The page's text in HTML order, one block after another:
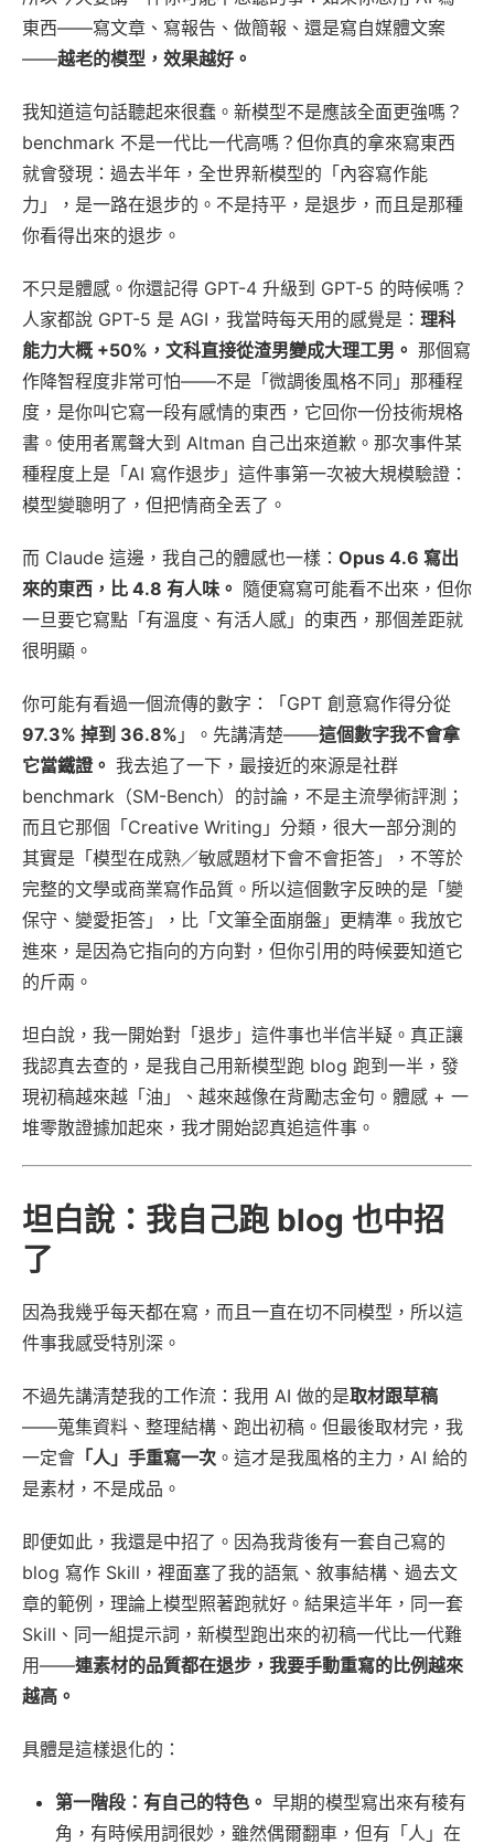
東西——寫文章、寫報告、做簡報、還是寫自媒體文案
——越老的模型，效果越好。
我知道這句話聽起來很蠢。新模型不是應該全面更強嗎？
benchmark 不是一代比一代高嗎？但你真的拿來寫東西
就會發現：過去半年，全世界新模型的「內容寫作能
力」，是一路在退步的。不是持平，是退步，而且是那種
你看得出來的退步。
不只是體感。你還記得 GPT-4 升級到 GPT-5 的時候嗎？
人家都說 GPT-5 是 AGI，我當時每天用的感覺是： 理科
能力大概 +50%，文科直接從渣男變成大理工男。 那個寫
作降智程度非常可怕——不是「微調後風格不同」那種程
度，是你叫它寫一段有感情的東西，它回你一份技術規格
書。使用者罵聲大到 Altman 自己出來道歉。那次事件某
種程度上是「AI 寫作退步」這件事第一次被大規模驗證：
模型變聰明了，但把情商全丟了。
而 Claude 這邊，我自己的體感也一樣： Opus 4.6 寫出
來的東西，比 4.8 有人味。 隨便寫寫可能看不出來，但你
一旦要它寫點「有溫度、有活人感」的東西，那個差距就
很明顯。
你可能有看過一個流傳的數字：「GPT 創意寫作得分從
97.3% 掉到 36.8% 」。先講清楚——這個數字我不會拿
它當鐵證。 我去追了一下，最接近的來源是社群
benchmark（SM-Bench）的討論，不是主流學術評測；
而且它那個「Creative Writing」分類，很大一部分測的
其實是「模型在成熟／敏感題材下會不會拒答」，不等於
完整的文學或商業寫作品質。所以這個數字反映的是「變
保守、變愛拒答」，比「文筆全面崩盤」更精準。我放它
進來，是因為它指向的方向對，但你引用的時候要知道它
的斤兩。
坦白說，我一開始對「退步」這件事也半信半疑。真正讓
我認真去查的，是我自己用新模型跑 blog 跑到一半，發
現初稿越來越「油」、越來越像在背勵志金句。體感 + 一
堆零散證據加起來，我才開始認真追這件事。
坦白說：我自己跑 blog 也中招
了
因為我幾乎每天都在寫，而且一直在切不同模型，所以這
件事我感受特別深。
不過先講清楚我的工作流：我用 AI 做的是取材跟草稿
——蒐集資料、整理結構、跑出初稿。但最後取材完，我
一定會 「人」手重寫一次 。這才是我風格的主力，AI 給的
是素材，不是成品。
即便如此，我還是中招了。因為我背後有一套自己寫的
blog 寫作 Skill，裡面塞了我的語氣、敘事結構、過去文
章的範例，理論上模型照著跑就好。結果這半年，同一套
Skill、同一組提示詞，新模型跑出來的初稿一代比一代難
用——連素材的品質都在退步，我要手動重寫的比例越來
越高。
具體是這樣退化的：
第一階段：有自己的特色。 早期的模型寫出來有稜有
角，有時候用詞很妙，雖然偶爾翻車，但有「人」在